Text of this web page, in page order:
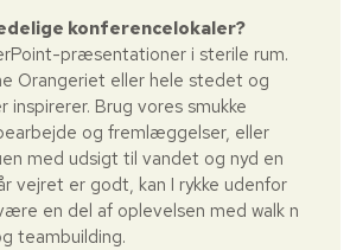
konferencelokaler?
præsentationer i sterile rum.
Orangeriet eller hele stedet og
inspirerer. Brug vores smukke
og fremlæggelser, eller
med udsigt til vandet og nyd en
vejret er godt, kan I rykke udenfor
en del af oplevelsen med walk n
teambuilding.